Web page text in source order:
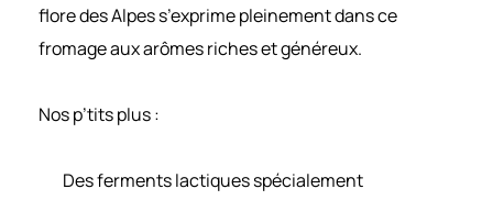
flore des Alpes s’exprime pleinement dans ce
fromage aux arômes riches et généreux.
Nos p’tits plus :
Des ferments lactiques spécialement